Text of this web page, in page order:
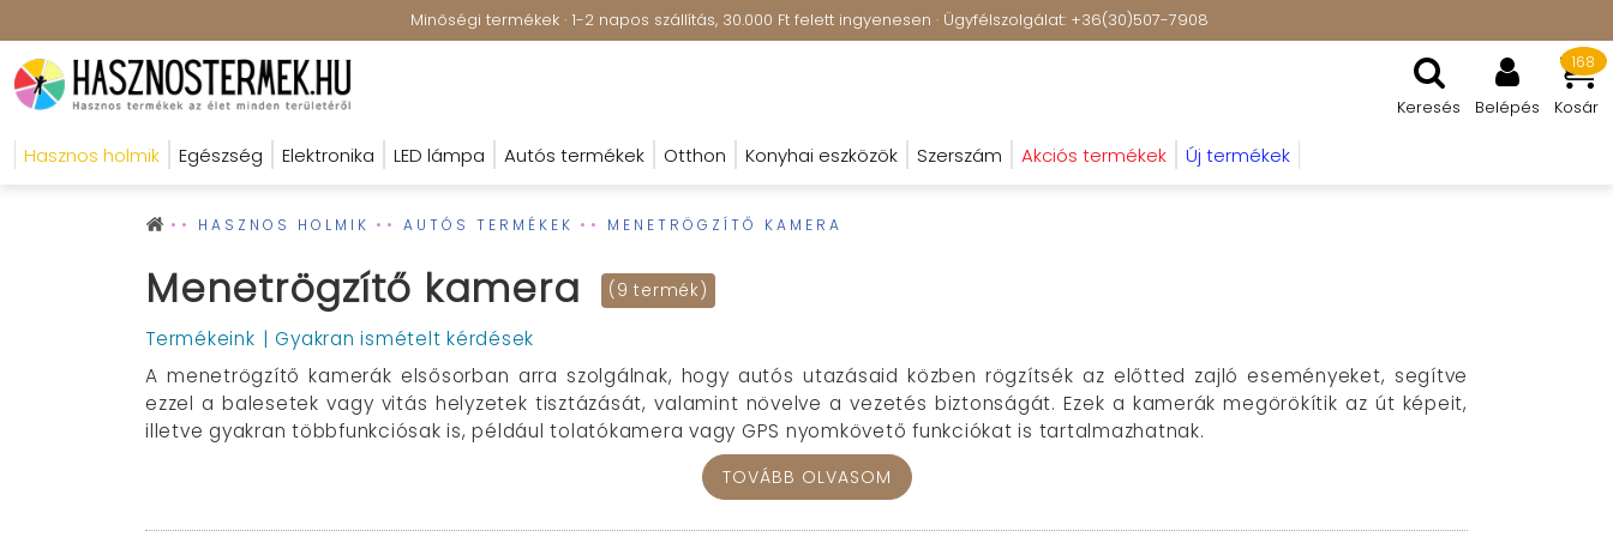
Minőségi termékek · 1-2 napos szállítás, 30.000 Ft felett ingyenesen · Ügyfélszolgálat: +36(30)507-7908
Keresés Belépés Kosár
168
Hasznos holmik Egészség Elektronika LED lámpa Autós termékek Otthon Konyhai eszközök Szerszám Akciós termékek Új termékek
HASZNOS HOLMIK AUTÓS TERMÉKEK MENETRÖGZÍTŐ KAMERA
Menetrögzítő kamera (9 termék)
Termékeink
Gyakran ismételt kérdések
A menetrögzítő kamerák elsősorban arra szolgálnak, hogy autós utazásaid közben rögzítsék az előtted zajló eseményeket, segítve
ezzel a balesetek vagy vitás helyzetek tisztázását, valamint növelve a vezetés biztonságát. Ezek a kamerák megörökítik az út képeit,
illetve gyakran többfunkciósak is, például tolatókamera vagy GPS nyomkövető funkciókat is tartalmazhatnak.
TOVÁBB OLVASOM